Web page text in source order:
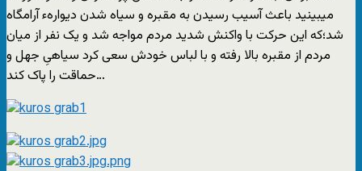
میبینید باعث آسیب رسیدن به مقبره و سیاه شدن دیوارهء آرامگاه
شد؛که این حرکت با واکنش شدید مردم مواجه شد و یک نفر از میان
مردم از مقبره بالا رفته و با لباس خودش سعی کرد سیاهیِ جهل و
حماقت را پاک کند…